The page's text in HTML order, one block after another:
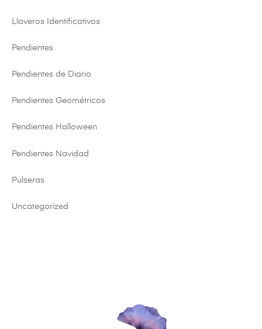
Llaveros Identificativos
Pendientes
Pendientes de Diario
Pendientes Geométricos
Pendientes Halloween
Pendientes Navidad
Pulseras
Uncategorized